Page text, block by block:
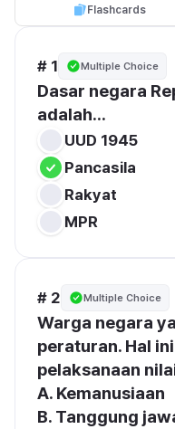
Flashcards
# 1 Multiple Choice
Dasar negara
adalah...
UUD 1945
Pancasila
Rakyat
MPR
# 2 Multiple Choice
Warga negara
peraturan. Hal
pelaksanaan
A. Kemanusiaan
B. Tanggung